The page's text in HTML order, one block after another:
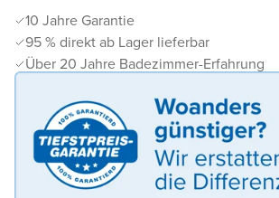
10 Jahre Garantie
95 % direkt ab Lager lieferbar
Über 20 Jahre Badezimmer-Erfahrung